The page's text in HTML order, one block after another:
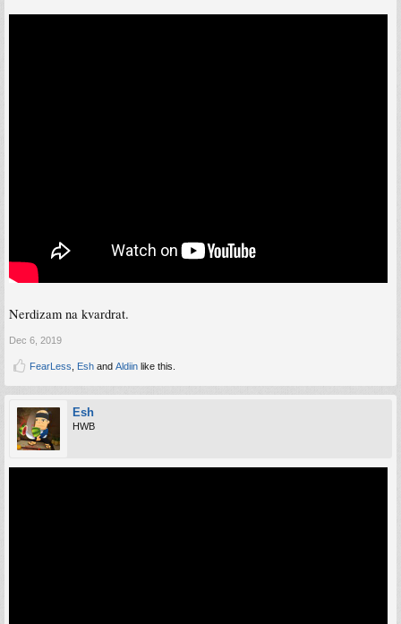
Nerdizam na kvardrat.
Dec 6, 2019
FearLess Esh and Aldiin like this.
Esh
HWB